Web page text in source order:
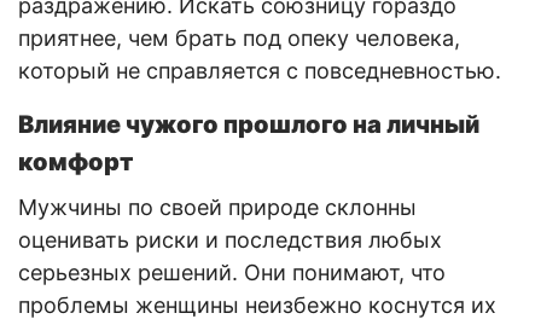
приятнее, чем брать под опеку человека,
который не справляется с повседневностью.
Влияние чужого прошлого на личный
комфорт
Мужчины по своей природе склонны
оценивать риски и последствия любых
серьезных решений. Они понимают, что
проблемы женщины неизбежно коснутся их